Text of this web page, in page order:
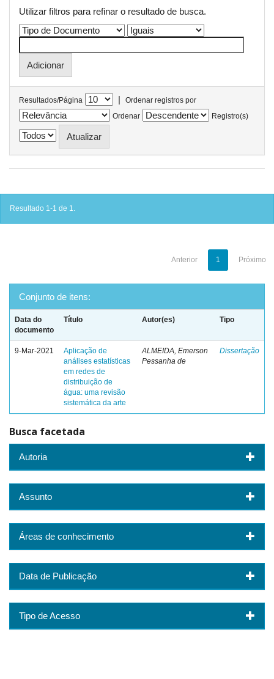
Utilizar filtros para refinar o resultado de busca.
Resultados/Página |
Ordenar registros por
Ordenar
Registro(s)
Resultado 1-1 de 1.
Anterior 1 Próximo
Conjunto de itens:
Data do
documento
Título Autor(es) Tipo
9-Mar-2021
Aplicação de
análises estatísticas
em redes de
distribuição de
água: uma revisão
sistemática da arte
ALMEIDA, Emerson
Pessanha de
Dissertação
Busca facetada
Autoria
Assunto
Áreas de conhecimento
Data de Publicação
Tipo de Acesso